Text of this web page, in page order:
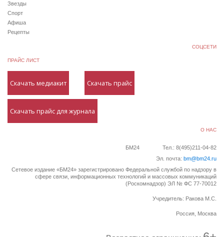
Звезды
Спорт
Афиша
Рецепты
СОЦСЕТИ
ПРАЙС ЛИСТ
Скачать медиакит Скачать прайс
Скачать прайс для журнала
О НАС
БМ24
Тел.: 8(495)211-04-82
Эл. почта: bm@bm24.ru
Сетевое издание «БМ24» зарегистрировано Федеральной службой по надзору в
сфере связи, информационных технологий и массовых коммуникаций
(Роскомнадзор) ЭЛ № ФС 77-70012
Учредитель: Ракова М.С.
Россия, Москва